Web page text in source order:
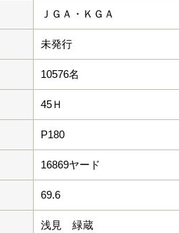
ＪＧＡ・ＫＧＡ
未発行
10576名
45Ｈ
P180
16869ヤード
69.6
浅見 緑蔵